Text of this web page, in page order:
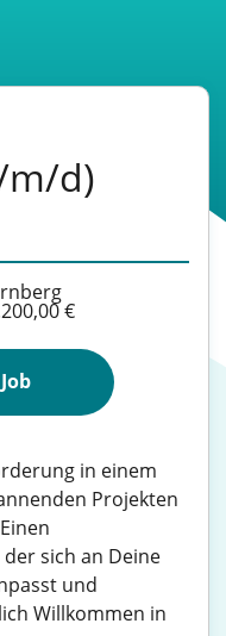
m/d)
€
in einem
Projekten
sich an Deine
und
Willkommen in